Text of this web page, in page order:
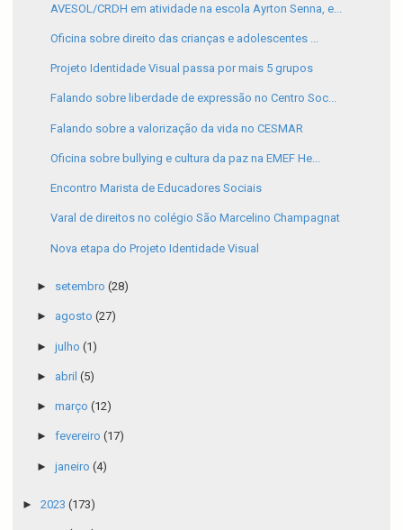
AVESOL/CRDH em atividade na escola Ayrton Senna, e...
Oficina sobre direito das crianças e adolescentes ...
Projeto Identidade Visual passa por mais 5 grupos
Falando sobre liberdade de expressão no Centro Soc...
Falando sobre a valorização da vida no CESMAR
Oficina sobre bullying e cultura da paz na EMEF He...
Encontro Marista de Educadores Sociais
Varal de direitos no colégio São Marcelino Champagnat
Nova etapa do Projeto Identidade Visual
► setembro (28)
► agosto (27)
► julho (1)
► abril (5)
► março (12)
► fevereiro (17)
► janeiro (4)
► 2023 (173)